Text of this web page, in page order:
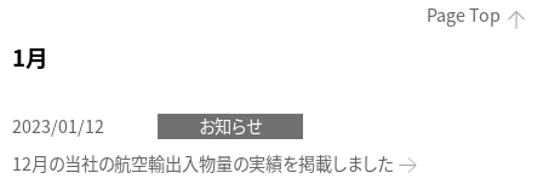
Page Top
1月
2023/01/12
お知らせ
12月の当社の航空輸出入物量の実績を掲載しました